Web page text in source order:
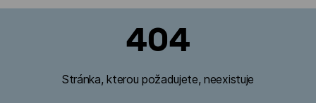
404
Stránka, kterou požadujete, neexistuje